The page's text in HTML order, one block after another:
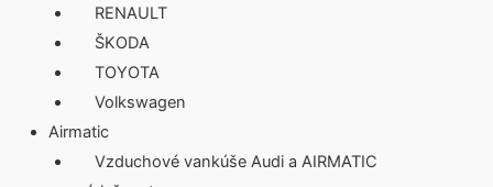
RENAULT
ŠKODA
TOYOTA
Volkswagen
Airmatic
Vzduchové vankúše Audi a AIRMATIC